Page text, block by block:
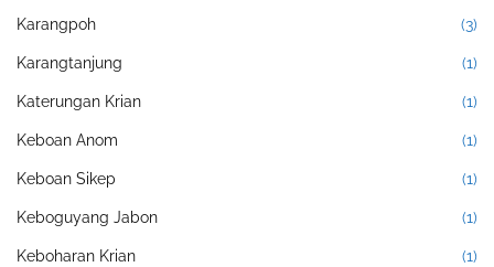
Karangpoh (3)
Karangtanjung (1)
Katerungan Krian (1)
Keboan Anom (1)
Keboan Sikep (1)
Keboguyang Jabon (1)
Keboharan Krian (1)